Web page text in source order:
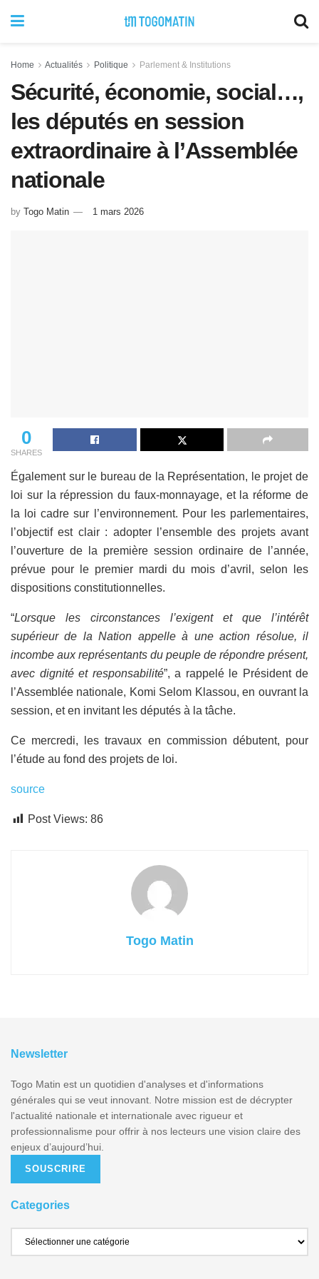
Home Actualités Politique Parlement & Institutions
Sécurité, économie, social…,
les députés en session
extraordinaire à l’Assemblée
nationale
by Togo Matin 1 mars 2026
0
SHARES
Également sur le bureau de la Représentation, le projet de
loi sur la répression du faux-monnayage, et la réforme de
la loi cadre sur l’environnement. Pour les parlementaires,
l’objectif est clair : adopter l’ensemble des projets avant
l’ouverture de la première session ordinaire de l’année,
prévue pour le premier mardi du mois d’avril, selon les
dispositions constitutionnelles.
“Lorsque les circonstances l’exigent et que l’intérêt
supérieur de la Nation appelle à une action résolue, il
incombe aux représentants du peuple de répondre présent,
avec dignité et responsabilité”, a rappelé le Président de
l’Assemblée nationale, Komi Selom Klassou, en ouvrant la
session, et en invitant les députés à la tâche.
Ce mercredi, les travaux en commission débutent, pour
l’étude au fond des projets de loi.
source
Post Views: 86
Togo Matin
Newsletter
Togo Matin est un quotidien d'analyses et d'informations
générales qui se veut innovant. Notre mission est de décrypter
l'actualité nationale et internationale avec rigueur et
professionnalisme pour offrir à nos lecteurs une vision claire des
enjeux d’aujourd’hui.
SOUSCRIRE
Categories